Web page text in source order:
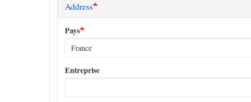
Address
Pays
Entreprise